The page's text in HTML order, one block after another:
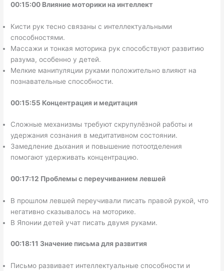
00:15:00 Влияние моторики на интеллект
Кисти рук тесно связаны с интеллектуальными
способностями.
Массажи и тонкая моторика рук способствуют развитию
разума, особенно у детей.
Мелкие манипуляции руками положительно влияют на
познавательные способности.
00:15:55 Концентрация и медитация
Сложные механизмы требуют скрупулёзной работы и
удержания сознания в медитативном состоянии.
Замедление дыхания и повышение потоотделения
помогают удерживать концентрацию.
00:17:12 Проблемы с переучиванием левшей
В прошлом левшей переучивали писать правой рукой, что
негативно сказывалось на моторике.
В Японии детей учат писать двумя руками.
00:18:11 Значение письма для развития
Письмо развивает интеллектуальные способности и